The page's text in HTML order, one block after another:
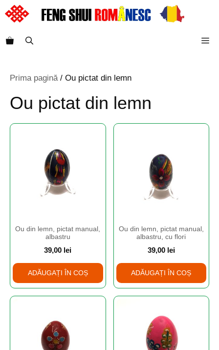
Sari
la
Prima pagină/ Ou pictat din lemn
Ou pictat din lemn
Ou din lemn, pictat manual,
albastru
39,00 lei
ADĂUGAȚI ÎN COȘ
Ou din lemn, pictat manual,
albastru, cu flori
39,00 lei
ADĂUGAȚI ÎN COȘ